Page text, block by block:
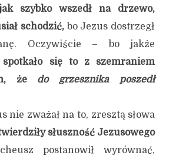
szybko wszedł na drzewo,
schodzić, bo Jezus dostrzegł
Oczywiście – bo jakże
spotkało się to z szemraniem
żedo grzesznika poszedł
nie zważał na to, zresztą słowa
słuszność Jezusowego
postanowił wyrównać,